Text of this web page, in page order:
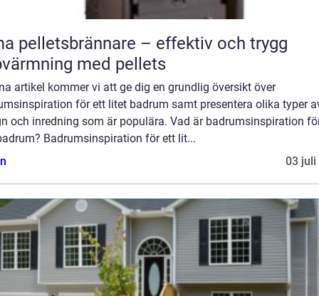
pelletsbrännare – effektiv och trygg
med pellets
artikel kommer vi att ge dig en grundlig översikt över
för ett litet badrum samt presentera olika typer
och inredning som är populära. Vad är badrumsinspiration
Badrumsinspiration för ett lit...
03 juli